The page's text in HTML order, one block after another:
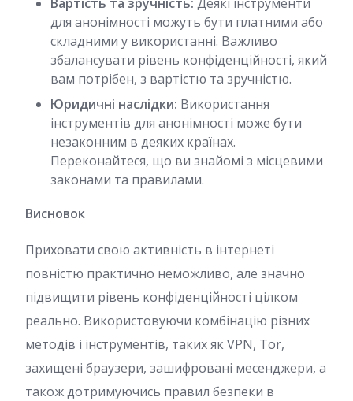
для анонімності можуть бути платними або
складними у використанні. Важливо
збалансувати рівень конфіденційності, який
вам потрібен, з вартістю та зручністю.
Юридичні наслідки: Використання
інструментів для анонімності може бути
незаконним в деяких країнах.
Переконайтеся, що ви знайомі з місцевими
законами та правилами.
Висновок
Приховати свою активність в інтернеті
повністю практично неможливо, але значно
підвищити рівень конфіденційності цілком
реально. Використовуючи комбінацію різних
методів і інструментів, таких як VPN, Tor,
захищені браузери, зашифровані месенджери, а
також дотримуючись правил безпеки в